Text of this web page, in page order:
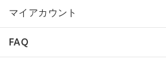
マイアカウント
FAQ